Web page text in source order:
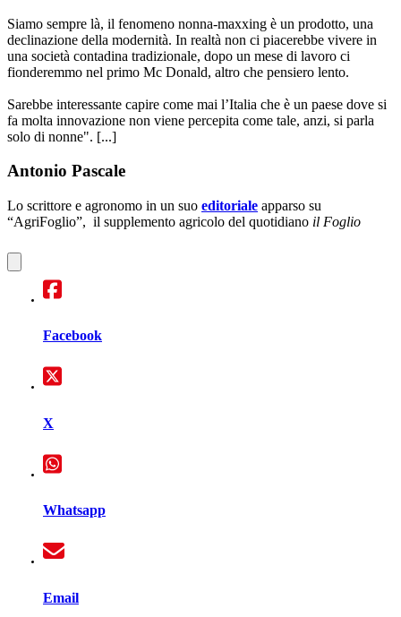
Siamo sempre là, il fenomeno nonna-maxxing è un prodotto, una
declinazione della modernità. In realtà non ci piacerebbe vivere in
una società contadina tradizionale, dopo un mese di lavoro ci
fionderemmo nel primo Mc Donald, altro che pensiero lento.
Sarebbe interessante capire come mai l’Italia che è un paese dove si
fa molta innovazione non viene percepita come tale, anzi, si parla
solo di nonne". [...]
Antonio Pascale
Lo scrittore e agronomo in un suo editoriale apparso su
“AgriFoglio”, il supplemento agricolo del quotidiano il Foglio
Facebook
X
Whatsapp
Email